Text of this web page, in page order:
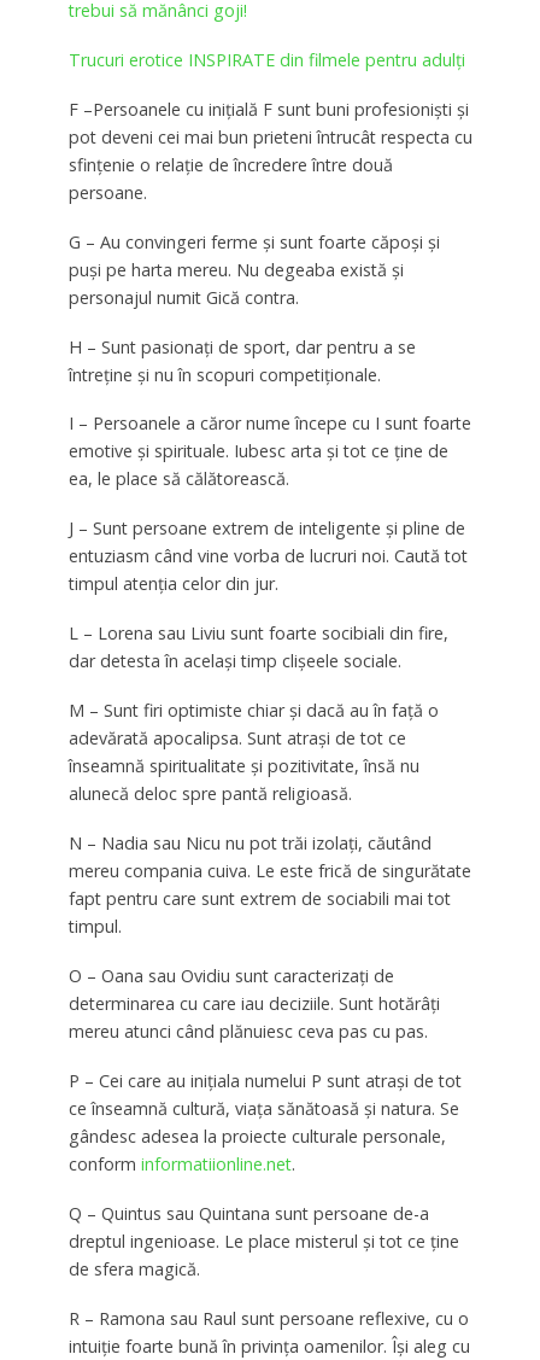
trebui să mănânci goji!
Trucuri erotice INSPIRATE din filmele pentru adulți
F –Persoanele cu iniţială F sunt buni profesionişti şi
pot deveni cei mai bun prieteni întrucât respecta cu
sfinţenie o relaţie de încredere între două
persoane.
G – Au convingeri ferme şi sunt foarte căpoşi şi
puşi pe harta mereu. Nu degeaba există şi
personajul numit Gică contra.
H – Sunt pasionaţi de sport, dar pentru a se
întreţine şi nu în scopuri competiţionale.
I – Persoanele a căror nume începe cu I sunt foarte
emotive şi spirituale. Iubesc arta şi tot ce ţine de
ea, le place să călătorească.
J – Sunt persoane extrem de inteligente şi pline de
entuziasm când vine vorba de lucruri noi. Caută tot
timpul atenţia celor din jur.
L – Lorena sau Liviu sunt foarte socibiali din fire,
dar detesta în acelaşi timp clişeele sociale.
M – Sunt firi optimiste chiar şi dacă au în faţă o
adevărată apocalipsa. Sunt atraşi de tot ce
înseamnă spiritualitate şi pozitivitate, însă nu
alunecă deloc spre pantă religioasă.
N – Nadia sau Nicu nu pot trăi izolaţi, căutând
mereu compania cuiva. Le este frică de singurătate
fapt pentru care sunt extrem de sociabili mai tot
timpul.
O – Oana sau Ovidiu sunt caracterizaţi de
determinarea cu care iau deciziile. Sunt hotărâţi
mereu atunci când plănuiesc ceva pas cu pas.
P – Cei care au iniţiala numelui P sunt atraşi de tot
ce înseamnă cultură, viaţa sănătoasă şi natura. Se
gândesc adesea la proiecte culturale personale,
conform informatiionline.net.
Q – Quintus sau Quintana sunt persoane de-a
dreptul ingenioase. Le place misterul şi tot ce ţine
de sfera magică.
R – Ramona sau Raul sunt persoane reflexive, cu o
intuiţie foarte bună în privinţa oamenilor. Îşi aleg cu